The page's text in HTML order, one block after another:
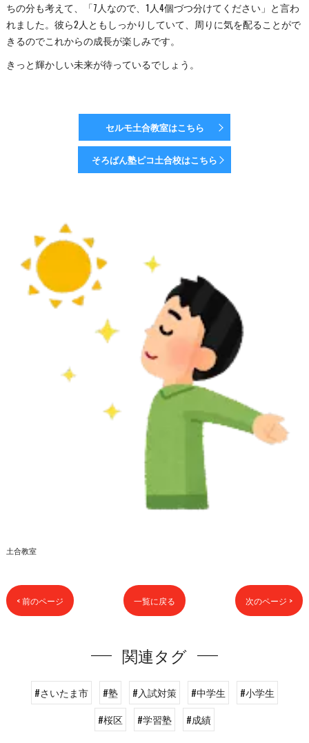
ちの分も考えて、「7人なので、1人4個づつ分けてください」と言わ
れました。彼ら2人ともしっかりしていて、周りに気を配ることがで
きるのでこれからの成長が楽しみです。
きっと輝かしい未来が待っているでしょう。
セルモ土合教室はこちら
そろばん塾ピコ土合校はこちら
土合教室
< 前のページ 一覧に戻る 次のページ >
関連タグ
#さいたま市 #塾 #入試対策 #中学生
#小学生
#桜区
#学習塾 #成績